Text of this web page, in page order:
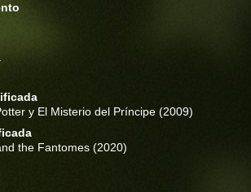
y El Misterio del Príncipe (2009)
the Fantomes (2020)